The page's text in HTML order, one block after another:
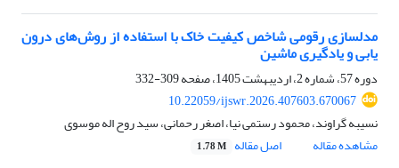
مدلسازی رقومی شاخص کیفیت خاک با استفاده از روش‌های درون
یابی و یادگیری ماشین
دوره 57، شماره 2، اردیبهشت 1405، صفحه
309-332
10.22059/ijswr.2026.407603.670067
نسیبه گراوند، محمود رستمی نیا، اصغر رحمانی، سید روح اله موسوی
مشاهده مقاله
اصل مقاله 1.78 M